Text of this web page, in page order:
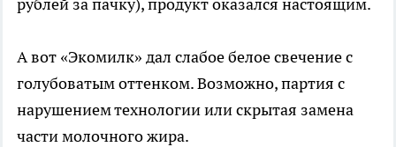
А вот «Экомилк» дал слабое белое свечение с
голубоватым оттенком. Возможно, партия с
нарушением технологии или скрытая замена
части молочного жира.